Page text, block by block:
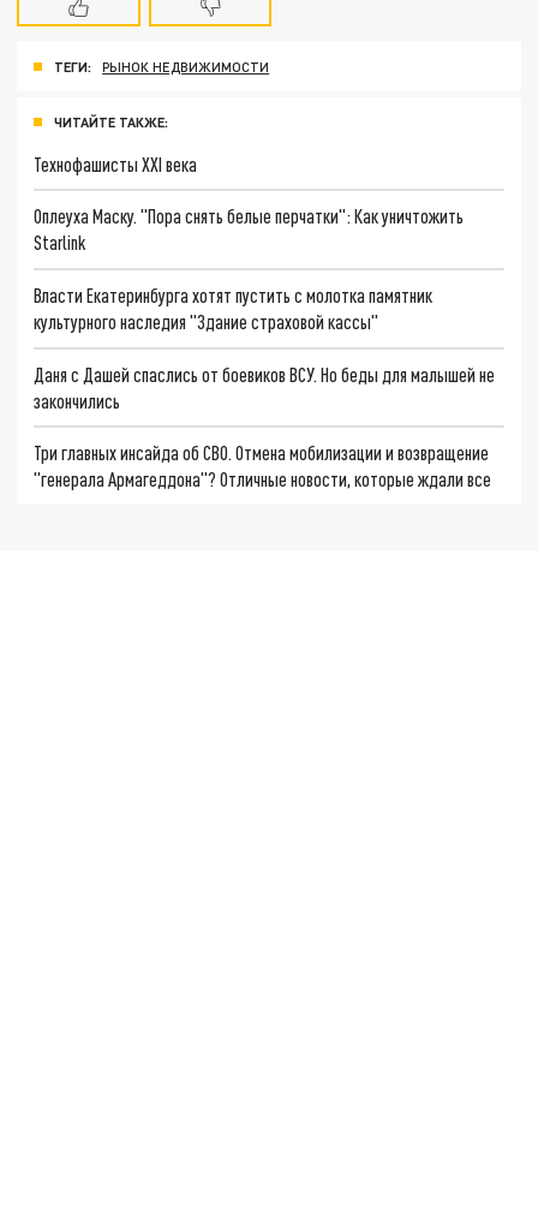
ТЕГИ: РЫНОК НЕДВИЖИМОСТИ
ЧИТАЙТЕ ТАКЖЕ:
Технофашисты XXI века
Оплеуха Маску. "Пора снять белые перчатки": Как уничтожить
Starlink
Власти Екатеринбурга хотят пустить с молотка памятник
культурного наследия "Здание страховой кассы"
Даня с Дашей спаслись от боевиков ВСУ. Но беды для малышей не
закончились
Три главных инсайда об СВО. Отмена мобилизации и возвращение
"генерала Армагеддона"? Отличные новости, которые ждали все